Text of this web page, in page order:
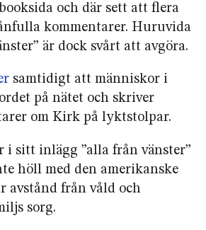
och där sett att flera
kommentarer. Huruvida
är dock svårt att avgöra.
samtidigt att människor i
på nätet och skriver
om Kirk på lyktstolpar.
i sitt inlägg ”alla från vänster”
höll med den amerikanske
avstånd från våld och
sorg.